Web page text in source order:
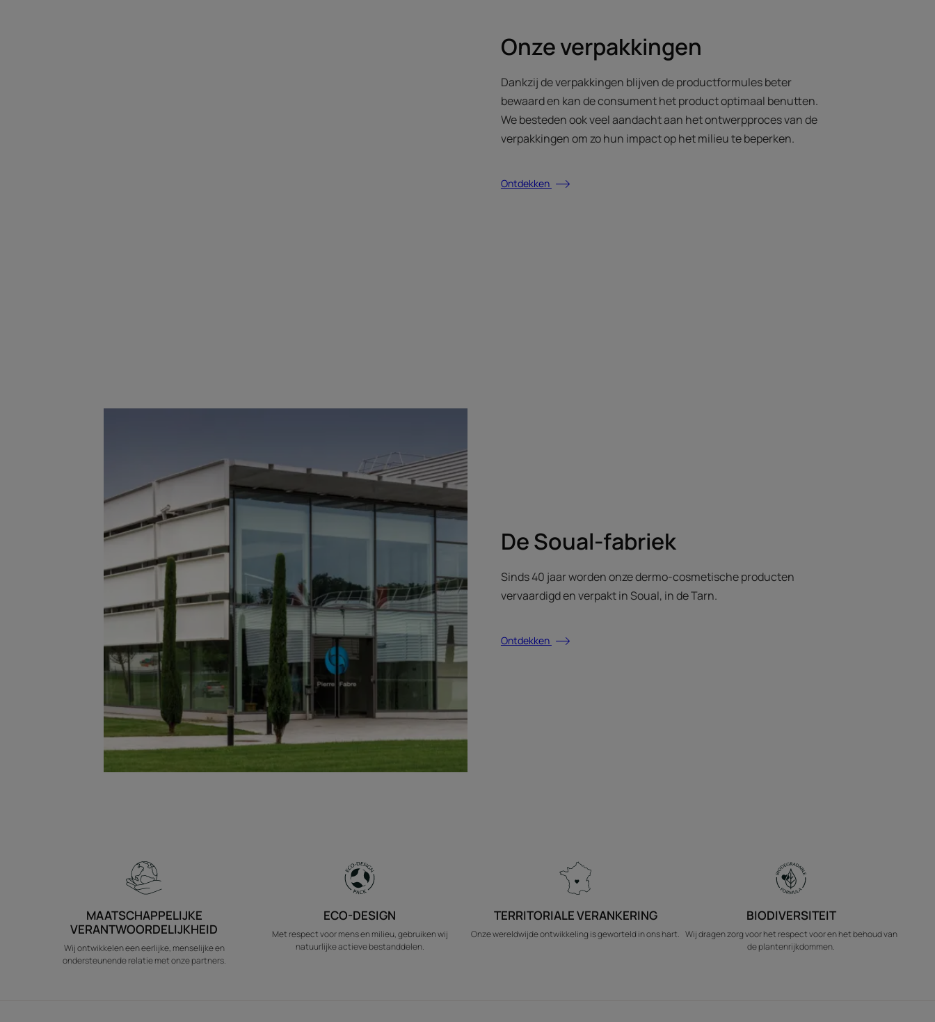
Onze verpakkingen
Dankzij de verpakkingen blijven de productformules beter
bewaard en kan de consument het product optimaal benutten.
We besteden ook veel aandacht aan het ontwerpproces van de
verpakkingen om zo hun impact op het milieu te beperken.
Ontdekken
De Soual-fabriek
Sinds 40 jaar worden onze dermo-cosmetische producten
vervaardigd en verpakt in Soual, in de Tarn.
Ontdekken
MAATSCHAPPELIJKE
VERANTWOORDELIJKHEID
Wij ontwikkelen een eerlijke, menselijke en
ondersteunende relatie met onze partners.
ECO-DESIGN
Met respect voor mens en milieu, gebruiken wij
natuurlijke actieve bestanddelen.
TERRITORIALE VERANKERING
Onze wereldwijde ontwikkeling is geworteld in ons hart.
BIODIVERSITEIT
Wij dragen zorg voor het respect voor en het behoud van
de plantenrijkdommen.